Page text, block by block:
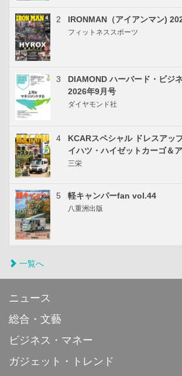
2 IRONMAN（アイアンマン)
フィットネススポーツ
3
DIAMOND ハーバード・ビジ
2026年9月号
ダイヤモンド社
4
KCARスペシャル ドレスアッ
イハツ・ハイゼットカーゴ＆
三栄
5 軽キャンパーfan vol.44
八重洲出版
一覧へ
ニュース
総合・文藝
ビジネス・マネー
ガジェット・トレンド